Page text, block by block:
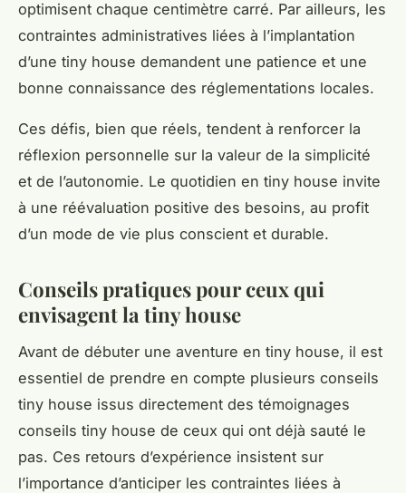
optimisent chaque centimètre carré. Par ailleurs, les
contraintes administratives liées à l’implantation
d’une tiny house demandent une patience et une
bonne connaissance des réglementations locales.
Ces défis, bien que réels, tendent à renforcer la
réflexion personnelle sur la valeur de la simplicité
et de l’autonomie. Le quotidien en tiny house invite
à une réévaluation positive des besoins, au profit
d’un mode de vie plus conscient et durable.
Conseils pratiques pour ceux qui
envisagent la tiny house
Avant de débuter une aventure en tiny house, il est
essentiel de prendre en compte plusieurs conseils
tiny house issus directement des témoignages
conseils tiny house de ceux qui ont déjà sauté le
pas. Ces retours d’expérience insistent sur
l’importance d’anticiper les contraintes liées à